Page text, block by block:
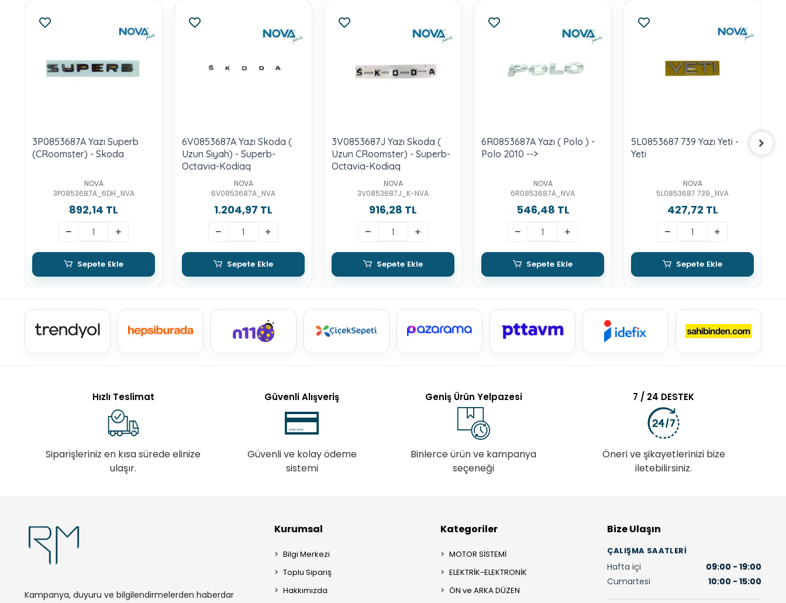
3P0853687A Yazı Superb
(CRoomster) - Skoda
NOVA
3P0853687A_6DH_NVA
892,14 TL
Sepete Ekle
6V0853687A Yazı Skoda (
Uzun Siyah) - Superb-
Octavia-Kodiaq
NOVA
6V0853687A_NVA
1.204,97 TL
Sepete Ekle
3V0853687J Yazı Skoda (
Uzun CRoomster) - Superb-
Octavia-Kodiaq
NOVA
3V0853687J_K-NVA
916,28 TL
Sepete Ekle
6R0853687A Yazı ( Polo ) -
Polo 2010 -->
NOVA
6R0853687A_NVA
546,48 TL
Sepete Ekle
5L0853687 739 Yazı Yeti -
Yeti
NOVA
5L0853687 739_NVA
427,72 TL
Sepete Ekle
Hızlı Teslimat
Siparişleriniz en kısa sürede elinize
ulaşır.
Güvenli Alışveriş
Güvenli ve kolay ödeme
sistemi
Geniş Ürün Yelpazesi
Binlerce ürün ve kampanya
seçeneği
7 / 24 DESTEK
Öneri ve şikayetlerinizi bize
iletebilirsiniz.
Kampanya, duyuru ve bilgilendirmelerden haberdar
Kurumsal
Bilgi Merkezi
Toplu Sipariş
Hakkımızda
Kategoriler
MOTOR SİSTEMİ
ELEKTRİK-ELEKTRONİK
ÖN ve ARKA DÜZEN
Bize Ulaşın
ÇALIŞMA SAATLERI
Hafta içi
09:00 - 19:00
Cumartesi
10:00 - 15:00